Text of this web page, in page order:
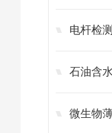
电杆检
石油含
微生物